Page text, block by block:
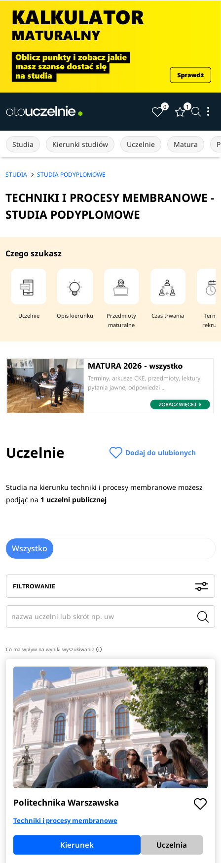
0 1
Studia Kierunki studiów Uczelnie Matura
STUDIA STUDIA PODYPLOMOWE
TECHNIKI I PROCESY MEMBRANOWE -
STUDIA PODYPLOMOWE
Czego szukasz
Uczelnie Opis kierunku
Przedmioty
maturalne
Czas trwania
Uczelnie Dodaj do ulubionych
Studia na kierunku techniki i procesy membranowe możesz
podjąć na 1 uczelni publicznej
Wszystko
FILTROWANIE
Co ma wpływ na wyniki wyszukiwania i
Politechnika Warszawska
Techniki i procesy membranowe
Kierunek Uczelnia